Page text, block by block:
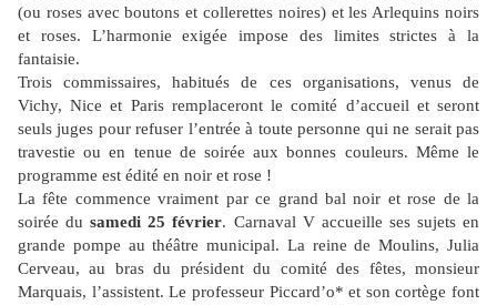
(ou roses avec boutons et collerettes noires) et les Arlequins noirs
et roses. L’harmonie exigée impose des limites strictes à la
fantaisie.
Trois commissaires, habitués de ces organisations, venus de
Vichy, Nice et Paris remplaceront le comité d’accueil et seront
seuls juges pour refuser l’entrée à toute personne qui ne serait pas
travestie ou en tenue de soirée aux bonnes couleurs. Même le
programme est édité en noir et rose !
La fête commence vraiment par ce grand bal noir et rose de la
soirée dusamedi 25 février. Carnaval V accueille ses sujets en
grande pompe au théâtre municipal. La reine de Moulins, Julia
Cerveau, au bras du président du comité des fêtes, monsieur
Marquais, l’assistent. Le professeur Piccard’o* et son cortège font